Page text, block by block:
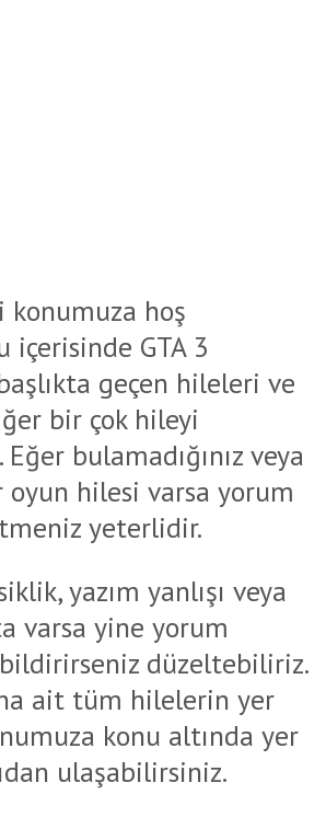
konumuza hoş
içerisinde GTA 3
geçen hileleri ve
bir çok hileyi
bulamadığınız veya
oyun hilesi varsa yorum
yeterlidir.
yazım yanlışı veya
varsa yine yorum
düzeltebiliriz.
ait tüm hilelerin yer
konu altında yer
ulaşabilirsiniz.